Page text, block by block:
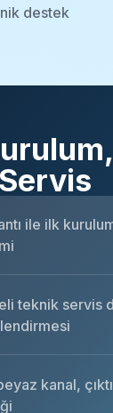
destek
ile ilk
teknik servis
kanal, çıktı